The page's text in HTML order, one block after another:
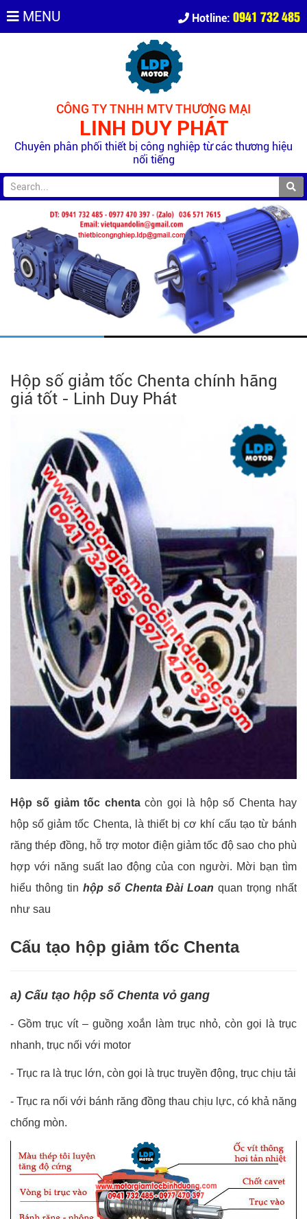
MENU Hotline: 0941 732 485
CÔNG TY TNHH MTV THƯƠNG MẠI
LINH DUY PHÁT
Chuyên phân phối thiết bị công nghiệp từ các thương hiệu
nổi tiếng
Hộp số giảm tốc Chenta chính hãng
giá tốt - Linh Duy Phát
Hộp số giảm tốc chentacòn gọi là hộp số Chenta hay
hộp số giảm tốc Chenta, là thiết bị cơ khí cấu tạo từ bánh
răng thép đồng, hỗ trợ motor điện giảm tốc độ sao cho phù
hợp với năng suất lao động của con người. Mời bạn tìm
hiểu thông tin hộp số Chenta Đài Loanquan trọng nhất
như sau
Cấu tạo hộp giảm tốc Chenta
a) Cấu tạo hộp số Chenta vỏ gang
- Gồm trục vít – guồng xoắn làm trục nhỏ, còn gọi là trục
nhanh, trục nối với motor
- Trục ra là trục lớn, còn gọi là trục truyền động, trục chịu tải
- Trục ra nối với bánh răng đồng thau chịu lực, có khả năng
chống mòn.